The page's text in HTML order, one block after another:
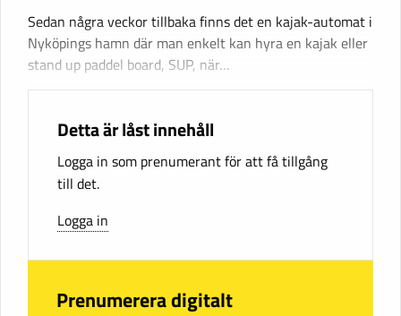
Sedan några veckor tillbaka finns det en kajak-automat i
Nyköpings hamn där man enkelt kan hyra en kajak eller
stand up paddel board, SUP, när…
Detta är låst innehåll
Logga in som prenumerant för att få tillgång
till det.
Logga in
Prenumerera digitalt